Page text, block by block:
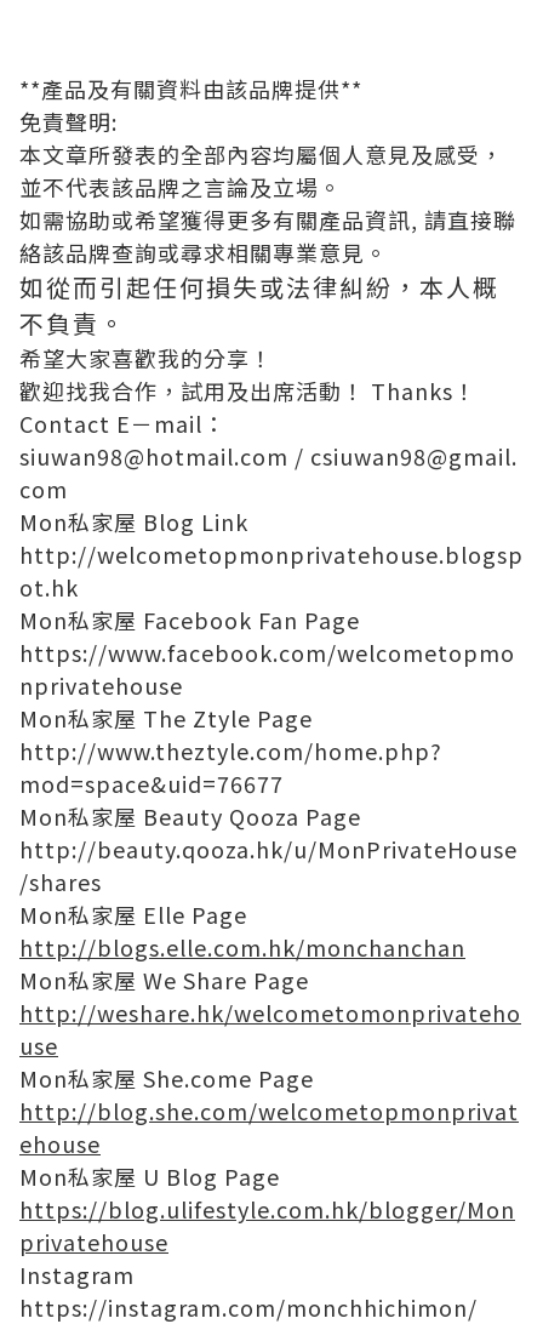
**產品及有關資料由該品牌提供**
免責聲明:
本文章所發表的全部內容均屬個人意見及感受，
並不代表該品牌之言論及立場。
如需協助或希望獲得更多有關產品資訊, 請直接聯
絡該品牌查詢或尋求相關專業意見。
如從而引起任何損失或法律糾紛，本人概
不負責。
希望大家喜歡我的分享！
歡迎找我合作，試用及出席活動！ Thanks！
Contact E－mail：
siuwan98@hotmail.com / csiuwan98@gmail.
com
Mon私家屋 Blog Link
http://welcometopmonprivatehouse.blogsp
ot.hk
Mon私家屋 Facebook Fan Page
https://www.facebook.com/welcometopmo
nprivatehouse
Mon私家屋 The Ztyle Page
http://www.theztyle.com/home.php?
mod=space&uid=76677
Mon私家屋 Beauty Qooza Page
http://beauty.qooza.hk/u/MonPrivateHouse
/shares
Mon私家屋 Elle Page
http://blogs.elle.com.hk/monchanchan
Mon私家屋 We Share Page
http://weshare.hk/welcometomonprivateho
use
Mon私家屋 She.come Page
http://blog.she.com/welcometopmonprivat
ehouse
Mon私家屋 U Blog Page
https://blog.ulifestyle.com.hk/blogger/Mon
privatehouse
Instagram
https://instagram.com/monchhichimon/